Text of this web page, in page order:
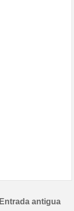
Entrada antigua